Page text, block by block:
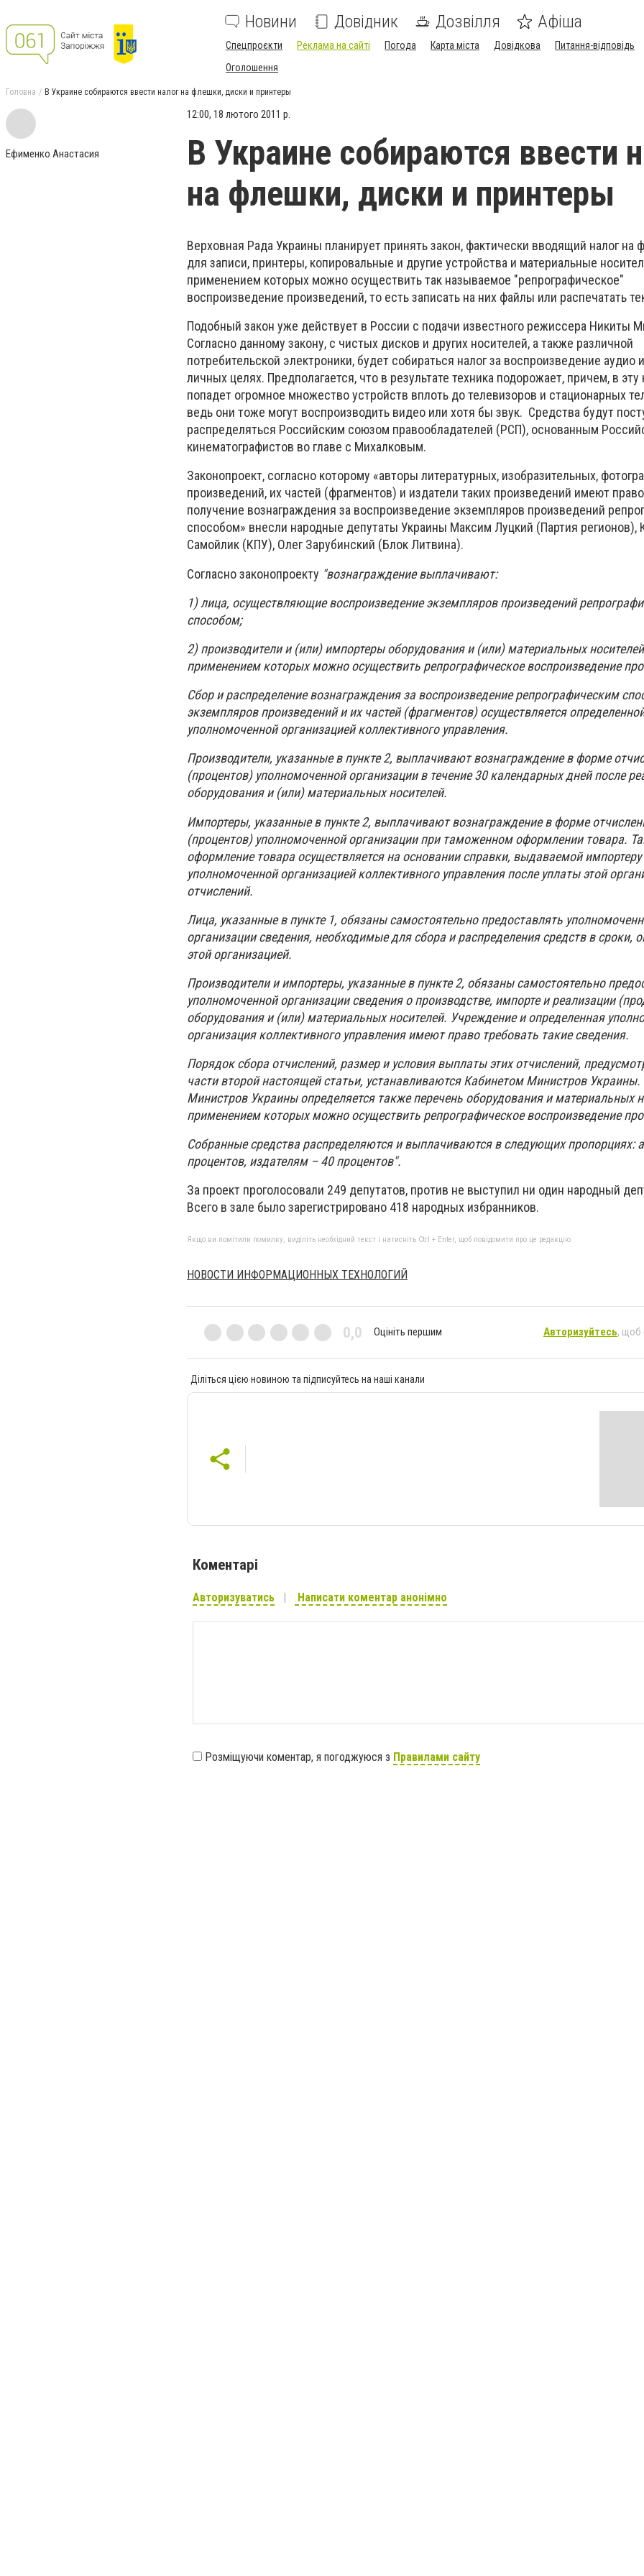
Новини Довідник Дозвілля Афіша
Спецпроєкти Реклама на сайті Погода Карта міста Довідкова Питання-відповідь
Оголошення
Головна В Украине собираются ввести налог на флешки, диски и принтеры
Ефименко Анастасия
12:00, 18 лютого 2011 р.
В Украине собираются ввести
на флешки, диски и принтеры
Верховная Рада Украины планирует принять закон, фактически вводящий налог на
для записи, принтеры, копировальные и другие устройства и материальные
применением которых можно осуществить так называемое "репрографическое"
воспроизведение произведений, то есть записать на них файлы или распечатать
Подобный закон уже действует в России с подачи известного режиссера Никиты
Согласно данному закону, с чистых дисков и других носителей, а также различной
потребительской электроники, будет собираться налог за воспроизведение аудио
личных целях. Предполагается, что в результате техника подорожает, причем, в эту
попадет огромное множество устройств вплоть до телевизоров и стационарных
ведь они тоже могут воспроизводить видео или хотя бы звук. Средства будут
распределяться Российским союзом правообладателей (РСП), основанным
кинематографистов во главе с Михалковым.
Законопроект, согласно которому «авторы литературных, изобразительных,
произведений, их частей (фрагментов) и издатели таких произведений имеют
получение вознаграждения за воспроизведение экземпляров произведений
способом» внесли народные депутаты Украины Максим Луцкий (Партия регионов),
Самойлик (КПУ), Олег Зарубинский (Блок Литвина).
Согласно законопроекту "вознаграждение выплачивают:
1) лица, осуществляющие воспроизведение экземпляров произведений
способом;
2) производители и (или) импортеры оборудования и (или) материальных
применением которых можно осуществить репрографическое воспроизведение
Сбор и распределение вознаграждения за воспроизведение репрографическим
экземпляров произведений и их частей (фрагментов) осуществляется
уполномоченной организацией коллективного управления.
Производители, указанные в пункте 2, выплачивают вознаграждение в форме
(процентов) уполномоченной организации в течение 30 календарных дней после
оборудования и (или) материальных носителей.
Импортеры, указанные в пункте 2, выплачивают вознаграждение в форме
(процентов) уполномоченной организации при таможенном оформлении товара.
оформление товара осуществляется на основании справки, выдаваемой импортеру
уполномоченной организацией коллективного управления после уплаты этой
отчислений.
Лица, указанные в пункте 1, обязаны самостоятельно предоставлять
организации сведения, необходимые для сбора и распределения средств в сроки,
этой организацией.
Производители и импортеры, указанные в пункте 2, обязаны самостоятельно
уполномоченной организации сведения о производстве, импорте и реализации
оборудования и (или) материальных носителей. Учреждение и определенная
организация коллективного управления имеют право требовать такие сведения.
Порядок сбора отчислений, размер и условия выплаты этих отчислений,
части второй настоящей статьи, устанавливаются Кабинетом Министров
Министров Украины определяется также перечень оборудования и материальных
применением которых можно осуществить репрографическое воспроизведение
Собранные средства распределяются и выплачиваются в следующих пропорциях:
процентов, издателям – 40 процентов".
За проект проголосовали 249 депутатов, против не выступил ни один народный
Всего в зале было зарегистрировано 418 народных избранников.
Якщо ви помітили помилку, виділіть необхідний текст і натисніть Ctrl + Enter, щоб повідомити про це редакцію
НОВОСТИ ИНФОРМАЦИОННЫХ ТЕХНОЛОГИЙ
0,0 Оцініть першим Авторизуйтесь, щоб
Діліться цією новиною та підписуйтесь на наші канали
Коментарі
Авторизуватись Написати коментар анонімно
Розміщуючи коментар, я погоджуюся з Правилами сайту